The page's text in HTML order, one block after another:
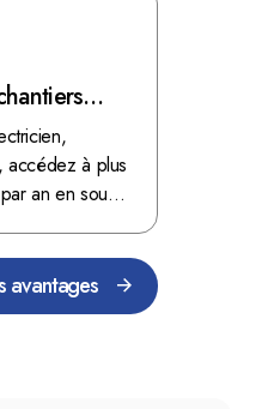
véritable
accédez à plus
an en sous-
avantages